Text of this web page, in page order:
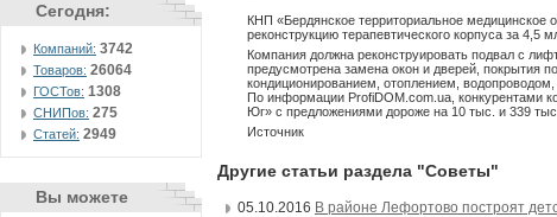
Сегодня:
Компаний: 3742
Товаров: 26064
ГОСТов: 1308
СНИПов: 275
Статей: 2949
Вы можете
КНП «Бердянское территориальное медицинское
реконструкцию терапевтического корпуса за 4,5
Компания должна реконструировать подвал с
предусмотрена замена окон и дверей, покрытия
кондиционированием, отоплением, водопроводом,
По информации ProfiDOM.com.ua,
Юг» с предложениями дороже на 10 тыс. и 339 тыс.
Источник
Другие статьи раздела "Советы"
05.10.2016 В районе Лефортово построят